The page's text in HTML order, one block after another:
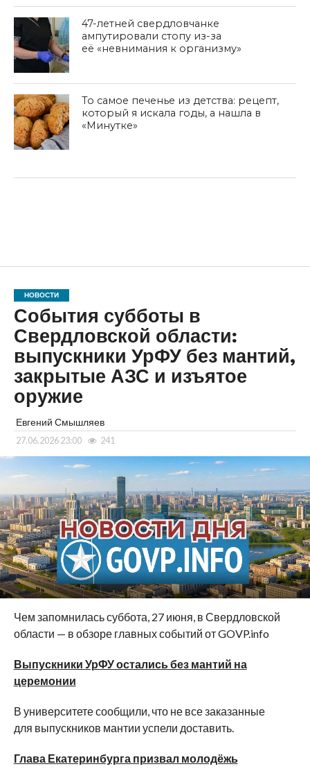
47-летней свердловчанке
ампутировали стопу из-за
её «невнимания к организму»
То самое печенье из детства: рецепт,
который я искала годы, а нашла в
«Минутке»
НОВОСТИ
События субботы в
Свердловской области:
выпускники УрФУ без мантий,
закрытые АЗС и изъятое
оружие
Евгений Смышляев
27.06.2026 23:00 241
Чем запомнилась суббота, 27 июня, в Свердловской
области — в обзоре главных событий от GOVP.info
Выпускники УрФУ остались без мантий на
церемонии
В университете сообщили, что не все заказанные
для выпускников мантии успели доставить.
Глава Екатеринбурга призвал молодёжь